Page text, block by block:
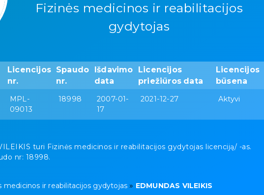
Fizinės medicinos ir reabilitacijos
gydytojas
Licencijos
nr.
Spaudo
nr.
Išdavimo
data
Licencijos
priežiūros data
Licencijos
būsena
MPL-
09013
18998
2007-01-
17
2021-12-27 Aktyvi
turi Fizinės medicinos ir reabilitacijos gydytojas licenciją/ -as.
nr: 18998.
medicinos ir reabilitacijos gydytojas » EDMUNDAS VILEIKIS